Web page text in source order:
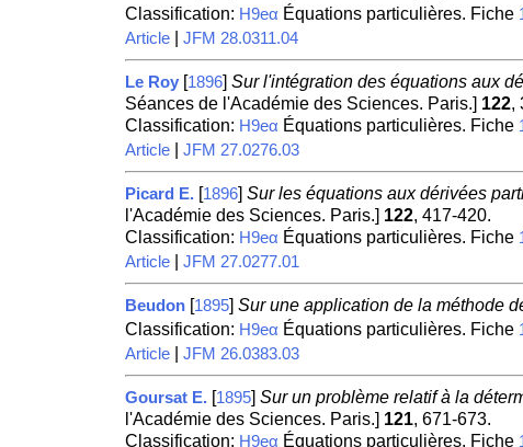
Classification: H9eα Équations particulières. Fiche
Article| JFM 28.0311.04
Le Roy [1896] Sur l'intégration des équations aux
Séances de l'Académie des Sciences. Paris.] 122,
Classification: H9eα Équations particulières. Fiche
Article| JFM 27.0276.03
Picard E. [1896] Sur les équations aux dérivées
l'Académie des Sciences. Paris.] 122, 417-420.
Classification: H9eα Équations particulières. Fiche
Article| JFM 27.0277.01
Beudon [1895] Sur une application de la méthode
Classification: H9eα Équations particulières. Fiche
Article| JFM 26.0383.03
Goursat E. [1895] Sur un problème relatif à la
l'Académie des Sciences. Paris.] 121, 671-673.
Classification: H9eα Équations particulières. Fiche